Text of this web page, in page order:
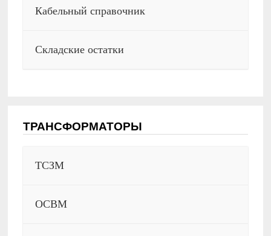
Кабельный справочник
Складские остатки
ТРАНСФОРМАТОРЫ
ТСЗМ
ОСВМ